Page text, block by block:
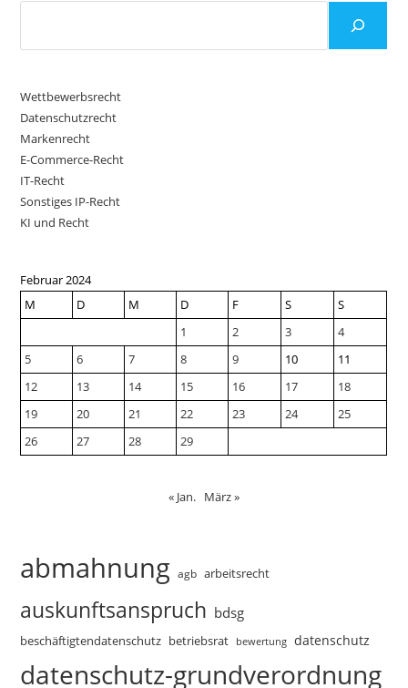
Wettbewerbsrecht
Datenschutzrecht
Markenrecht
E-Commerce-Recht
IT-Recht
Sonstiges IP-Recht
KI und Recht
Februar 2024
M
D M D F S
S
1
2 3
4
5
6 7 8 9 10
11
12
13 14 15 16 17
18
19
20 21 22 23 24
25
26
27 28 29
« Jan. März »
abmahnung agb arbeitsrecht
auskunftsanspruch bdsg
beschäftigtendatenschutz betriebsrat bewertung datenschutz
datenschutz-grundverordnung